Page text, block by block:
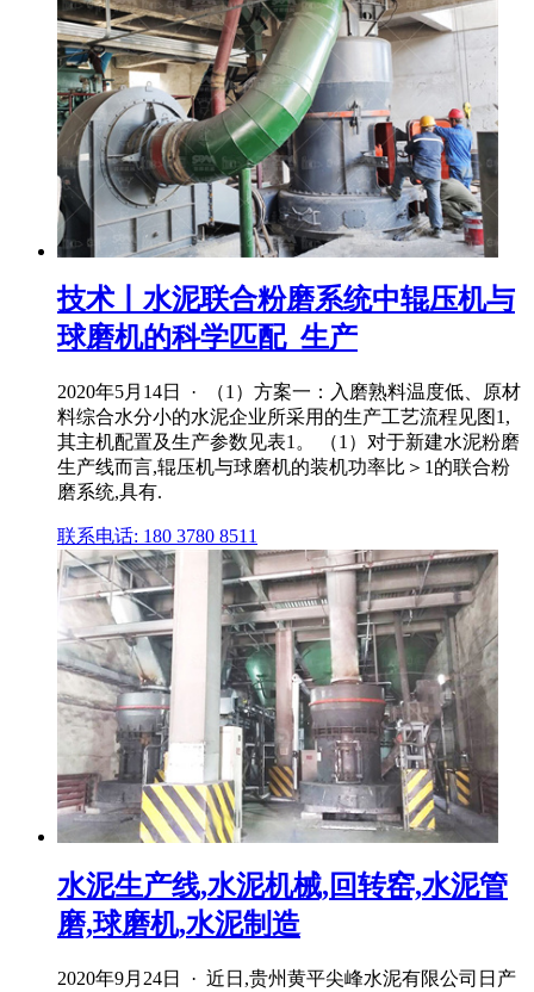
技术丨水泥联合粉磨系统中辊压机与
球磨机的科学匹配_生产
2020年5月14日 · （1）方案一：入磨熟料温度低、原材
料综合水分小的水泥企业所采用的生产工艺流程见图1,
其主机配置及生产参数见表1。 （1）对于新建水泥粉磨
生产线而言,辊压机与球磨机的装机功率比＞1的联合粉
磨系统,具有.
联系电话: 180 3780 8511
水泥生产线,水泥机械,回转窑,水泥管
磨,球磨机,水泥制造
2020年9月24日 · 近日,贵州黄平尖峰水泥有限公司日产